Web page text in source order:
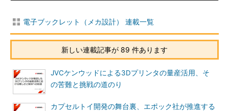
電子ブックレット（メカ設計） 連載一覧
新しい連載記事が 89 件あります
JVCケンウッドによる3Dプリンタの量産活用、そ
の苦難と挑戦の道のり
カプセルトイ開発の舞台裏、エポック社が推進する